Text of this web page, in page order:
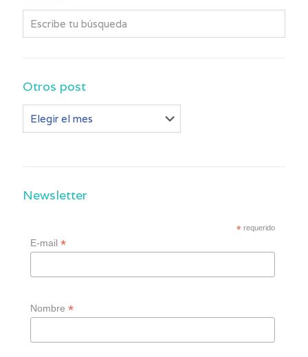
Otros post
post
Newsletter
* requerido
E-mail*
Nombre*